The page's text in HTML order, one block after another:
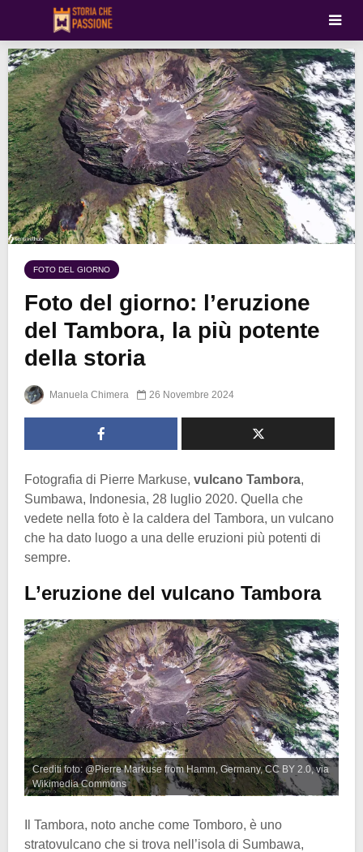
FOTO DEL GIORNO
Foto del giorno: l’eruzione
del Tambora, la più potente
della storia
Manuela Chimera 26 Novembre 2024
Fotografia di Pierre Markuse, vulcano Tambora,
Sumbawa, Indonesia, 28 luglio 2020. Quella che
vedete nella foto è la caldera del Tambora, un vulcano
che ha dato luogo a una delle eruzioni più potenti di
sempre.
L’eruzione del vulcano Tambora
Crediti foto: @Pierre Markuse from Hamm, Germany, CC BY 2.0, via
Wikimedia Commons
Il Tambora, noto anche come Tomboro, è uno
stratovulcano che si trova nell’isola di Sumbawa,